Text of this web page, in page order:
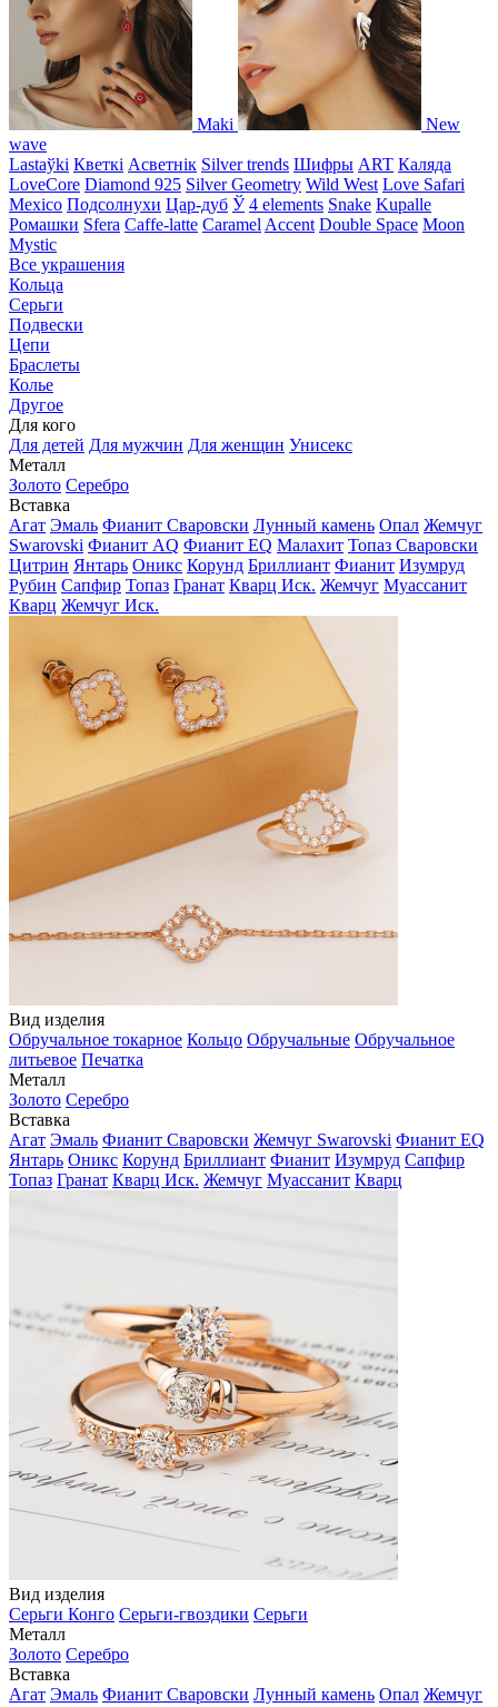
Maki
New
wave
Lastaўki Кветкі Асветнiк Silver trends Шифры ART Каляда
LoveCore Diamond 925 Silver Geometry Wild West Love Safari
Mexico Подсолнухи Цар-дуб Ў 4 elements Snake Kupalle
Ромашки Sfera Caffe-latte Caramel Accent Double Space Moon
Mystic
Все украшения
Кольца
Серьги
Подвески
Цепи
Браслеты
Колье
Другое
Для кого
Для детей Для мужчин Для женщин Унисекс
Металл
Золото Серебро
Вставка
Агат Эмаль Фианит Сваровски Лунный камень Опал Жемчуг
Swarovski Фианит AQ Фианит EQ Малахит Топаз Сваровски
Цитрин Янтарь Оникс Корунд Бриллиант Фианит Изумруд
Рубин Сапфир Топаз Гранат Кварц Иск. Жемчуг Муассанит
Кварц Жемчуг Иск.
Вид изделия
Обручальное токарное Кольцо Обручальные Обручальное
литьевое Печатка
Металл
Золото Серебро
Вставка
Агат Эмаль Фианит Сваровски Жемчуг Swarovski Фианит EQ
Янтарь Оникс Корунд Бриллиант Фианит Изумруд Сапфир
Топаз Гранат Кварц Иск. Жемчуг Муассанит Кварц
Вид изделия
Серьги Конго Серьги-гвоздики Серьги
Металл
Золото Серебро
Вставка
Агат Эмаль Фианит Сваровски Лунный камень Опал Жемчуг